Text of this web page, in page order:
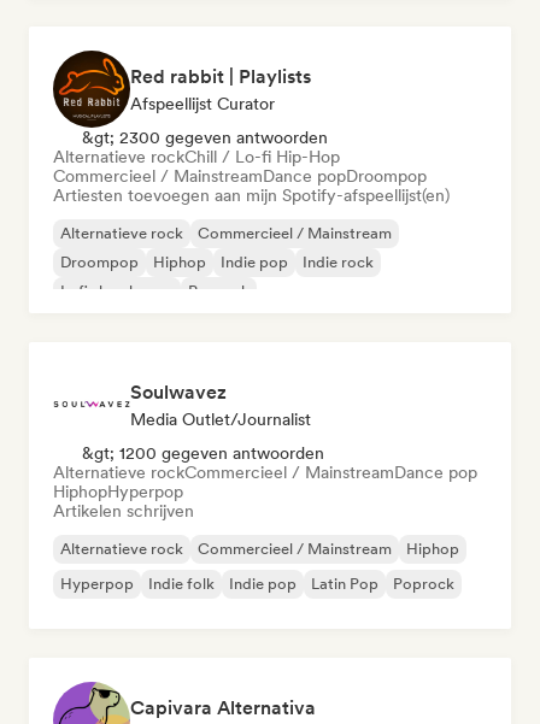
Red rabbit | Playlists
Afspeellijst Curator
&gt; 2300 gegeven antwoorden
Alternatieve rockChill / Lo-fi Hip-Hop
Commercieel / MainstreamDance popDroompop
Artiesten toevoegen aan mijn Spotify-afspeellijst(en)
Alternatieve rock
Commercieel / Mainstream
Droompop
Hiphop Indie pop
Indie rock
Lofi slaapkamer
Poprock
Soulwavez
Media Outlet/Journalist
&gt; 1200 gegeven antwoorden
Alternatieve rockCommercieel / MainstreamDance pop
HiphopHyperpop
Artikelen schrijven
Alternatieve rock Commercieel / Mainstream
Hiphop
Hyperpop
Indie folk Indie pop Latin Pop Poprock
Capivara Alternativa